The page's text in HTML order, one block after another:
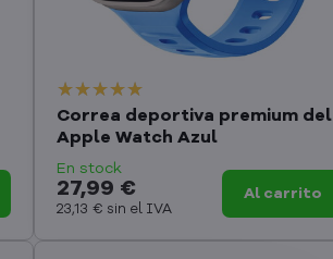
Correa deportiva premium del
Apple Watch Azul
En stock
27,99 €
23,13 € sin el IVA
Al carrito